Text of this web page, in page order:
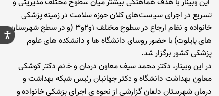
این وبینار با هدف هماهنگی بیشتر میان سطوح مختلف مدیریتی و
تسریع در اجرای سیاست‌های کلان حوزه سلامت در زمینه پزشکی
خانواده و نظام ارجاع در سطوح مختلف ۱و۲و۳ (و در سطح شهرستان
های پایلوت) با حضور روسای دانشگاه ها و دانشکده های علوم
پزشکی کشور برگزار شد.
در این وبینار، دکتر محمد سیف معاون درمان و خانم دکتر کوشکی
معاون بهداشت دانشگاه و دکتر جهانیان رئیس شبکه بهداشت و
درمان شهرستان دلفان گزارشی از نحوه ی اجرای پزشکی خانواده و